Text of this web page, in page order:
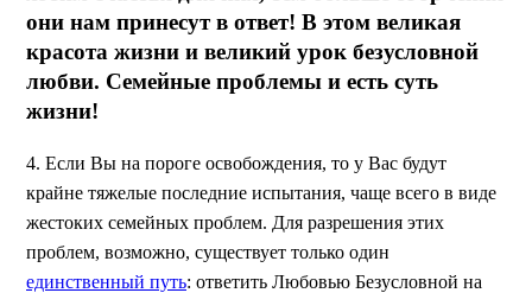
они нам принесут в ответ! В этом великая
красота жизни и великий урок безусловной
любви. Семейные проблемы и есть суть
жизни!
4. Если Вы на пороге освобождения, то у Вас будут
крайне тяжелые последние испытания, чаще всего в виде
жестоких семейных проблем. Для разрешения этих
проблем, возможно, существует только один
единственный путь: ответить Любовью Безусловной на